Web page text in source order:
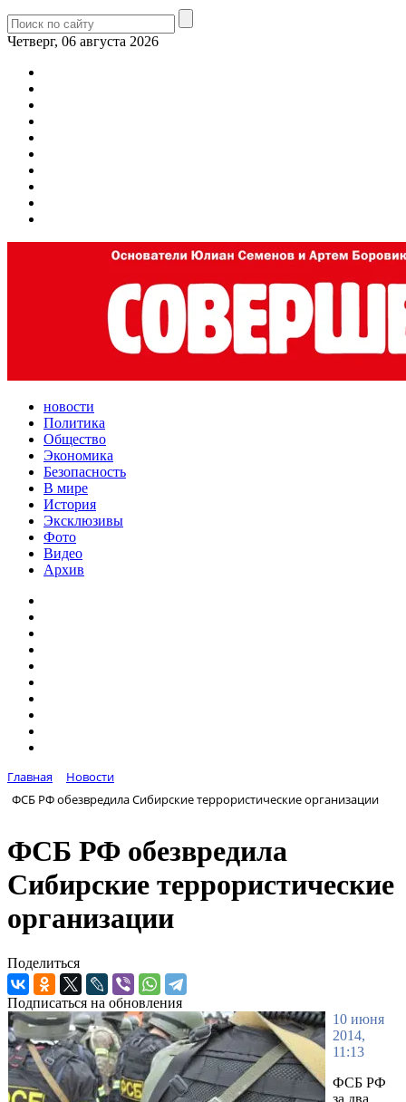
Четверг, 06 августа 2026
новости
Политика
Общество
Экономика
Безопасность
В мире
История
Эксклюзивы
Фото
Видео
Архив
Главная
Новости
ФСБ РФ обезвредила Сибирские террористические организации
ФСБ РФ обезвредила
Сибирские террористические
организации
Поделиться
Подписаться на обновления
10 июня
2014,
11:13
ФСБ РФ
за два